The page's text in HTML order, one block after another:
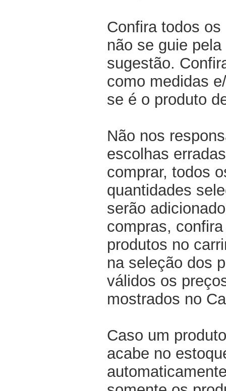
Confira todos
não se guie
sugestão.
como medidas
se é o produto
Não nos
escolhas
comprar, todos
quantidades
serão
compras,
produtos no
na seleção dos
válidos os
mostrados no
Caso um
acabe no